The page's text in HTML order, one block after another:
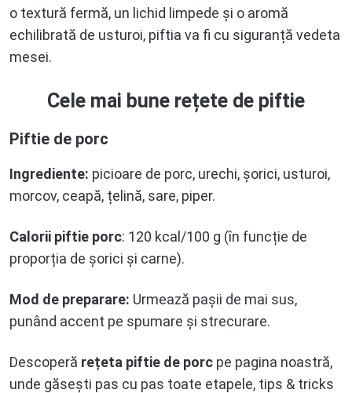
o textură fermă, un lichid limpede și o aromă
echilibrată de usturoi, piftia va fi cu siguranță vedeta
mesei.
Cele mai bune rețete de piftie
Piftie de porc
Ingrediente: picioare de porc, urechi, șorici, usturoi,
morcov, ceapă, țelină, sare, piper.
Calorii piftie porc: 120 kcal/100 g (în funcție de
proporția de șorici și carne).
Mod de preparare: Urmează pașii de mai sus,
punând accent pe spumare și strecurare.
Descoperă rețeta piftie de porc pe pagina noastră,
unde găsești pas cu pas toate etapele, tips & tricks